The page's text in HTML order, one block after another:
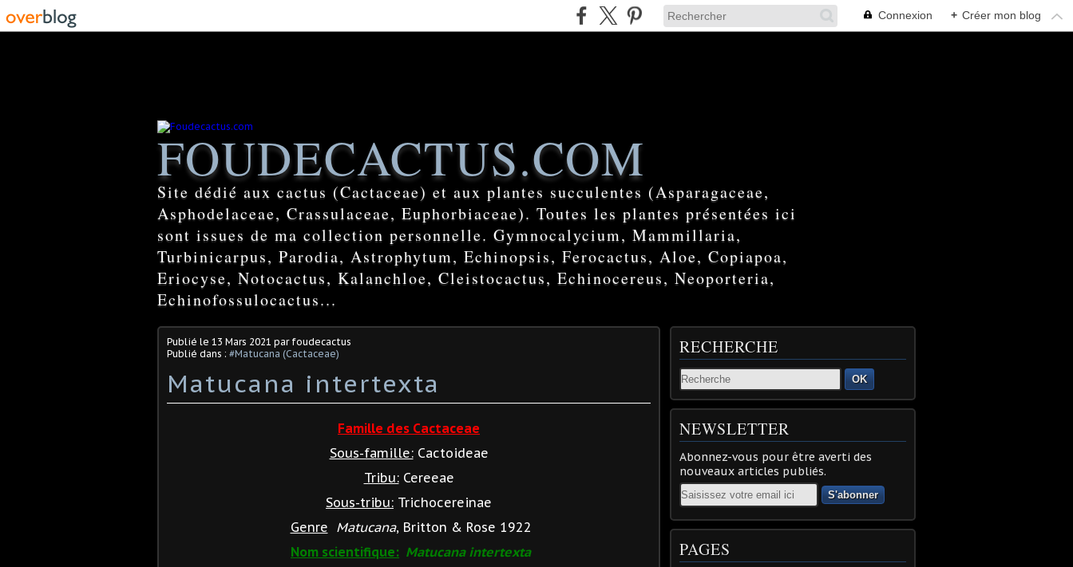
Connexion + Créer mon blog
FOUDECACTUS.COM
Site dédié aux cactus (Cactaceae) et aux plantes succulentes (Asparagaceae,
Asphodelaceae, Crassulaceae, Euphorbiaceae). Toutes les plantes présentées ici
sont issues de ma collection personnelle. Gymnocalycium, Mammillaria,
Turbinicarpus, Parodia, Astrophytum, Echinopsis, Ferocactus, Aloe, Copiapoa,
Eriocyse, Notocactus, Kalanchloe, Cleistocactus, Echinocereus, Neoporteria,
Echinofossulocactus...
Publié le 13 Mars 2021 par foudecactus
Publié dans : #Matucana (Cactaceae)
Matucana intertexta
Famille des Cactaceae
Sous-famille:Cactoideae
Tribu:Cereeae
Sous-tribu: Trichocereinae
Genre Matucana, Britton & Rose 1922
Nom scientifique: Matucana intertexta
RECHERCHE
OK
NEWSLETTER
Abonnez-vous pour être averti des
nouveaux articles publiés.
Email
PAGES